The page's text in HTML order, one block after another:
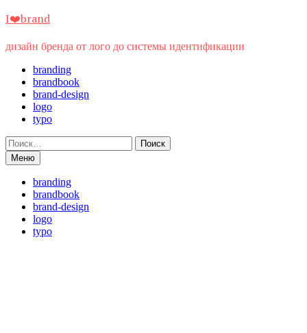
Перейти
содержимому
I❤️brand
дизайн бренда от лого до системы идентификации
branding
brandbook
brand-design
logo
typo
Найти:
Меню
branding
brandbook
brand-design
logo
typo